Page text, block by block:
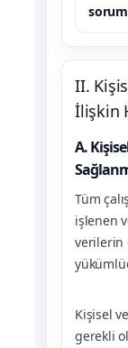
II.
İlişkin
A.
Tüm
işlenen
verilerin
Kişisel
gerekli